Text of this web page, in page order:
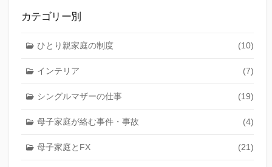
カテゴリー別
ひとり親家庭の制度 (10)
インテリア (7)
シングルマザーの仕事 (19)
母子家庭が絡む事件・事故 (4)
母子家庭とFX (21)